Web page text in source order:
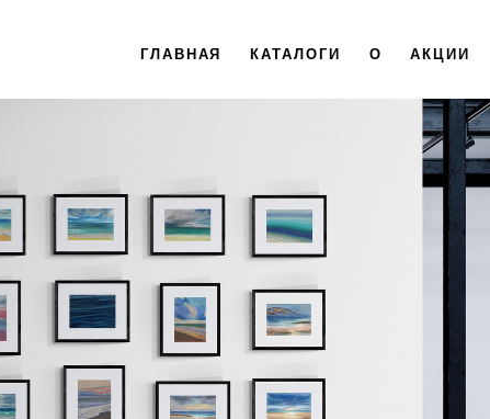
ГЛАВНАЯ КАТАЛОГИ О АКЦИИ